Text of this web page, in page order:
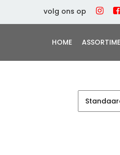
volg ons op
HOME